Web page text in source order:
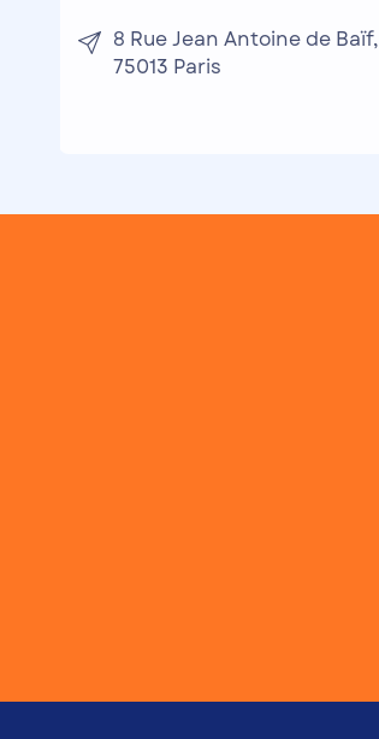
8 Rue Jean Antoine de Baïf,
75013 Paris